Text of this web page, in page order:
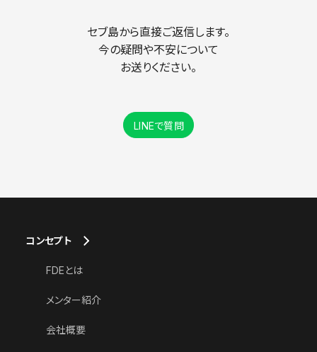
セブ島から直接ご返信します。
今の疑問や不安について
お送りください。
LINEで質問
コンセプト
FDEとは
メンター紹介
会社概要